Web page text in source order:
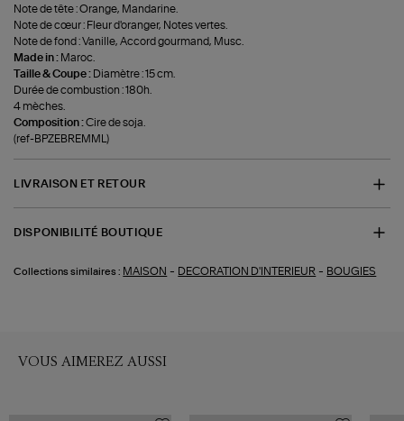
Note de tête : Orange, Mandarine.
Note de cœur : Fleur d'oranger, Notes vertes.
Note de fond : Vanille, Accord gourmand, Musc.
Made in : Maroc.
Taille & Coupe : Diamètre : 15 cm.
Durée de combustion : 180h.
4 mèches.
Composition :Cire de soja.
(ref-BPZEBREMML)
LIVRAISON ET RETOUR
DISPONIBILITÉ BOUTIQUE
Collections similaires : MAISON - DECORATION D'INTERIEUR - BOUGIES
VOUS AIMEREZ AUSSI